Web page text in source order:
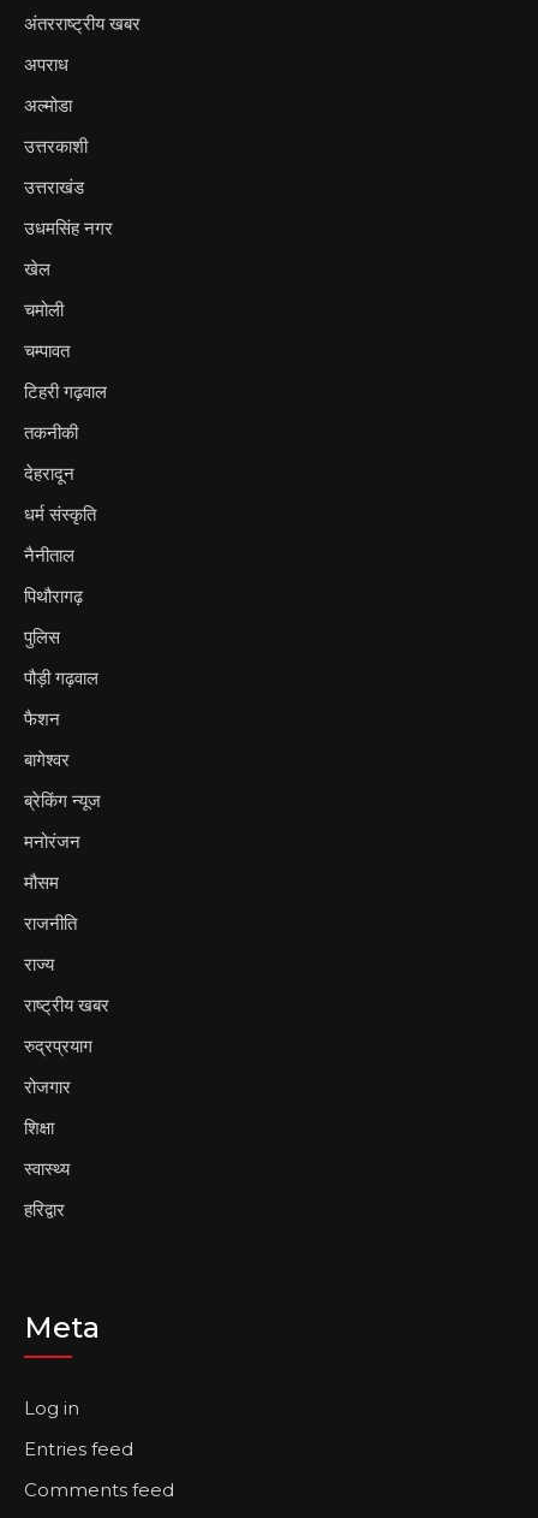
अंतरराष्ट्रीय खबर
अपराध
अल्मोडा
उत्तरकाशी
उत्तराखंड
उधमसिंह नगर
खेल
चमोली
चम्पावत
टिहरी गढ़वाल
तकनीकी
देहरादून
धर्म संस्कृति
नैनीताल
पिथौरागढ़
पुलिस
पौड़ी गढ़वाल
फैशन
बागेश्वर
ब्रेकिंग न्यूज
मनोरंजन
मौसम
राजनीति
राज्य
राष्ट्रीय खबर
रुद्रप्रयाग
रोजगार
शिक्षा
स्वास्थ्य
हरिद्वार
Meta
Log in
Entries feed
Comments feed